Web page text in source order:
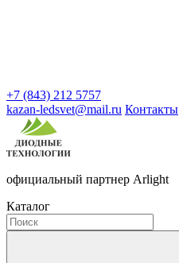
+7 (843) 212 5757
kazan-ledsvet@mail.ru Контакты
официальный партнер Arlight
Каталог